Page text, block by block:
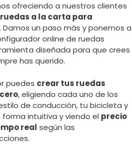
ofreciendo a nuestros clientes
ruedas a la carta para
. Damos un paso más y ponemos a
online de ruedas
diseñada para que crees
has querido.
puedes crear tus ruedas
, eligiendo cada uno de los
de conducción, tu bicicleta y
intuitiva y viendo el precio
real según las